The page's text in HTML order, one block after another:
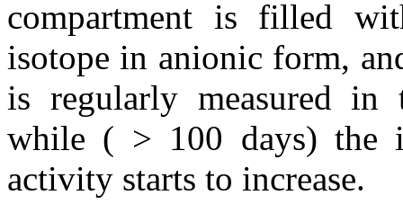
compartment is filled
isotope in anionic form,
is regularly measured in
while ( > 100 days) the
activity starts to increase.